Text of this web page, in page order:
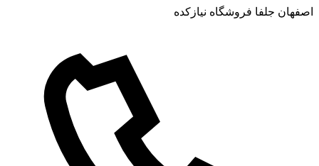
اصفهان جلفا فروشگاه نیازکده